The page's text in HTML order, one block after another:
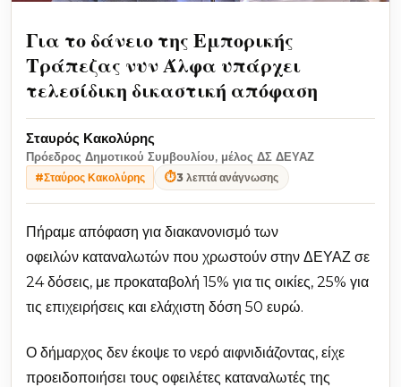
Για το δάνειο της Εμπορικής
Τράπεζας νυν Άλφα υπάρχει
τελεσίδικη δικαστική απόφαση
Σταυρός Κακολύρης
Πρόεδρος Δημοτικού Συμβουλίου, μέλος ΔΣ ΔΕΥΑΖ
#Σταύρος Κακολύρης ⏱3 λεπτά ανάγνωσης
Πήραμε απόφαση για διακανονισμό των
οφειλών καταναλωτών που χρωστούν στην ΔΕΥΑΖ σε
24 δόσεις, με προκαταβολή 15% για τις οικίες, 25% για
τις επιχειρήσεις και ελάχιστη δόση 50 ευρώ.
Ο δήμαρχος δεν έκοψε το νερό αιφνιδιάζοντας, είχε
προειδοποιήσει τους οφειλέτες καταναλωτές της